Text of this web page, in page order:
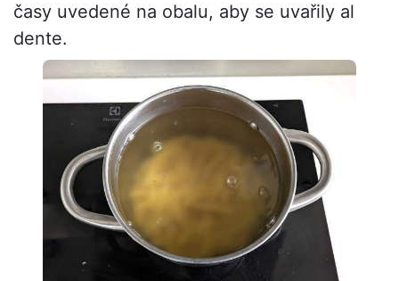
časy uvedené na obalu, aby se uvařily al
dente.